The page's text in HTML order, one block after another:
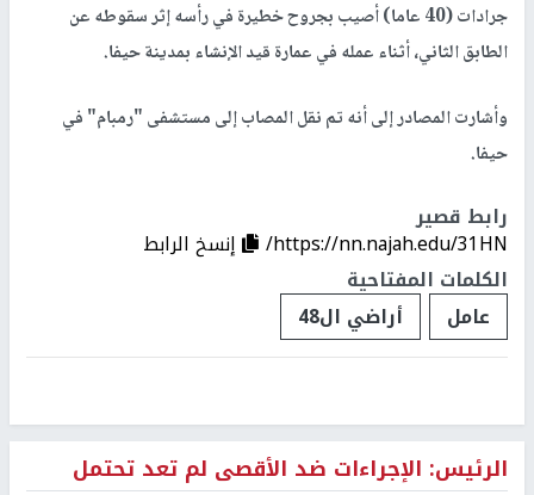
جرادات (40 عاما) أصيب بجروح خطيرة في رأسه إثر سقوطه عن
الطابق الثاني، أثناء عمله في عمارة قيد الإنشاء بمدينة حيفا.
وأشارت المصادر إلى أنه تم نقل المصاب إلى مستشفى "رمبام" في
حيفا.
رابط قصير
https://nn.najah.edu/31HN/
إنسخ الرابط
الكلمات المفتاحية
عامل
أراضي ال48
الرئيس: الإجراءات ضد الأقصى لم تعد تحتمل